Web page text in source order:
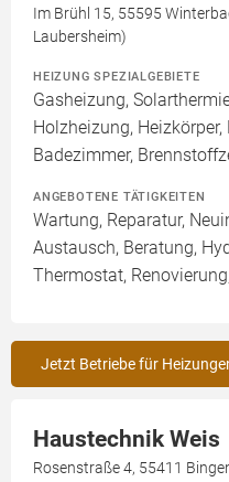
Im Brühl 15, 55595
Laubersheim)
HEIZUNG SPEZIALGEBIETE
Gasheizung,
Holzheizung,
Badezimmer,
ANGEBOTENE TÄTIGKEITEN
Wartung, Reparatur,
Austausch, Beratung,
Thermostat,
Jetzt Betriebe für
Haustechnik Weis
Rosenstraße 4, 55411